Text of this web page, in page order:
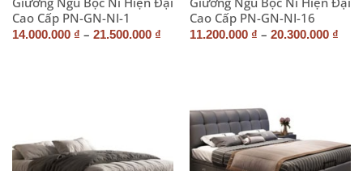
Cao Cấp PN-GN-NI-1
14.000.000 ₫ – 21.500.000 ₫
Cao Cấp PN-GN-NI-16
11.200.000 ₫ – 20.300.000 ₫